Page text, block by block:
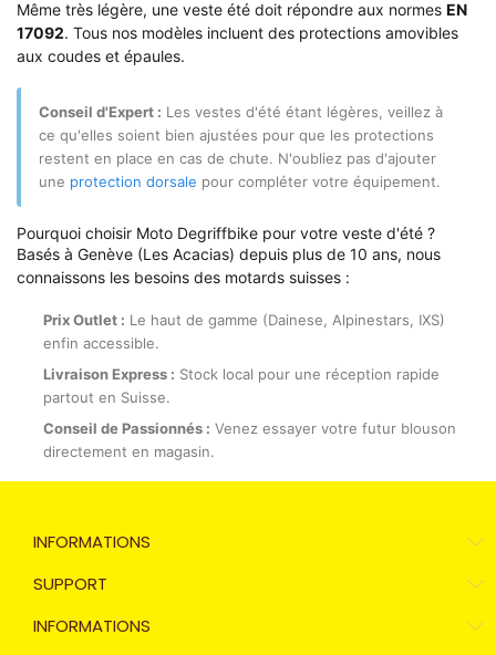
Même très légère, une veste été doit répondre aux normes EN
17092. Tous nos modèles incluent des protections amovibles
aux coudes et épaules.
Conseil d'Expert : Les vestes d'été étant légères, veillez à
ce qu'elles soient bien ajustées pour que les protections
restent en place en cas de chute. N'oubliez pas d'ajouter
une protection dorsale pour compléter votre équipement.
Pourquoi choisir Moto Degriffbike pour votre veste d'été ?
Basés à Genève (Les Acacias) depuis plus de 10 ans, nous
connaissons les besoins des motards suisses :
Prix Outlet : Le haut de gamme (Dainese , Alpinestars, IXS)
enfin accessible.
Livraison Express : Stock local pour une réception rapide
partout en Suisse.
Conseil de Passionnés : Venez essayer votre futur blouson
directement en magasin.
INFORMATIONS
SUPPORT
INFORMATIONS